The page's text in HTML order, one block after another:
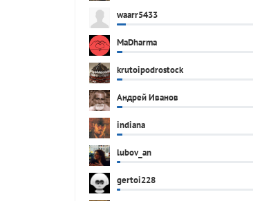
waarr5433
MaDharma
krutoipodrostock
Андрей Иванов
indiana
lubov_an
gertoi228